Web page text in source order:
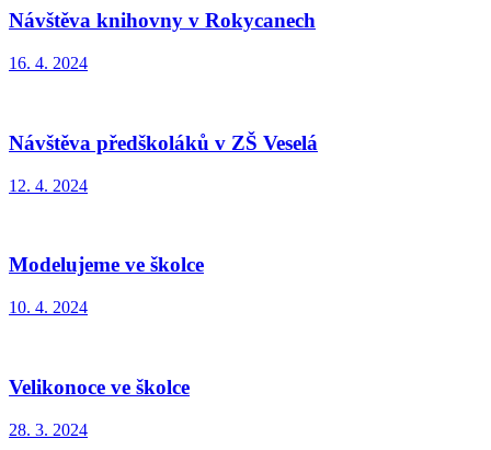
Návštěva knihovny v Rokycanech
16. 4. 2024
Návštěva předškoláků v ZŠ Veselá
12. 4. 2024
Modelujeme ve školce
10. 4. 2024
Velikonoce ve školce
28. 3. 2024